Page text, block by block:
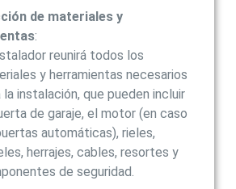
de materiales y
:
reunirá todos los
y herramientas necesarios
la instalación, que pueden incluir
de garaje, el motor (en caso
automáticas), rieles,
herrajes, cables, resortes y
de seguridad.